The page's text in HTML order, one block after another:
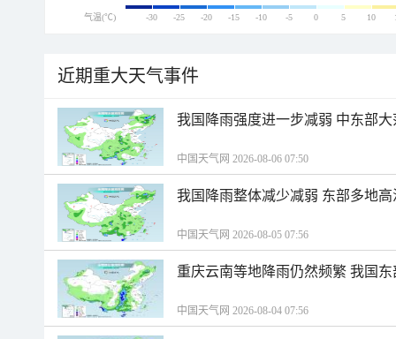
气温(℃) -30 -25 -20 -15 -10 -5 0 5 10
近期重大天气事件
我国降雨强度进一步减弱 中东部
中国天气网 2026-08-06 07:50
我国降雨整体减少减弱 东部多地
中国天气网 2026-08-05 07:56
重庆云南等地降雨仍然频繁 我国
中国天气网 2026-08-04 07:56